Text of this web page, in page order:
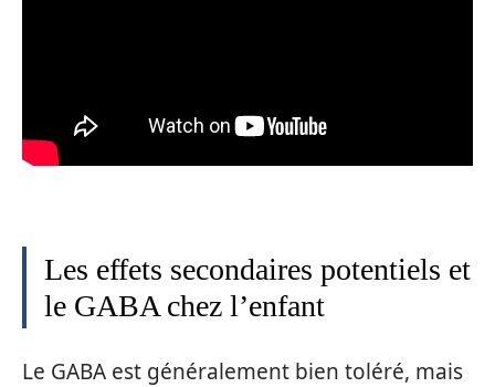
Les effets secondaires potentiels et
le GABA chez l’enfant
Le GABA est généralement bien toléré, mais